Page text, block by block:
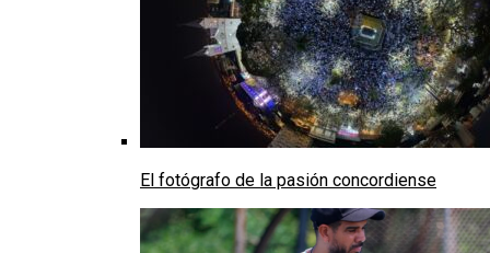
El fotógrafo de la pasión concordiense